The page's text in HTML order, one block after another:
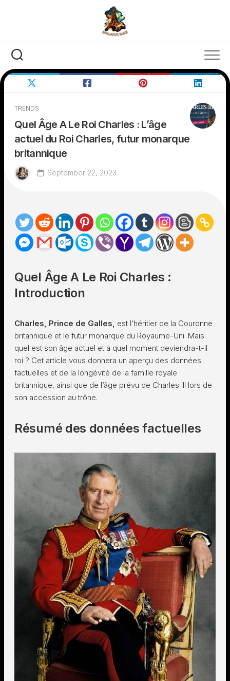
TRENDS
Quel Âge A Le Roi Charles : L’âge
actuel du Roi Charles, futur monarque
britannique
September 22, 2023
Quel Âge A Le Roi Charles :
Introduction
Charles, Prince de Galles, est l’héritier de la Couronne
britannique et le futur monarque du Royaume-Uni. Mais
quel est son âge actuel et à quel moment deviendra-t-il
roi ? Cet article vous donnera un aperçu des données
factuelles et de la longévité de la famille royale
britannique, ainsi que de l’âge prévu de Charles III lors de
son accession au trône.
Résumé des données factuelles